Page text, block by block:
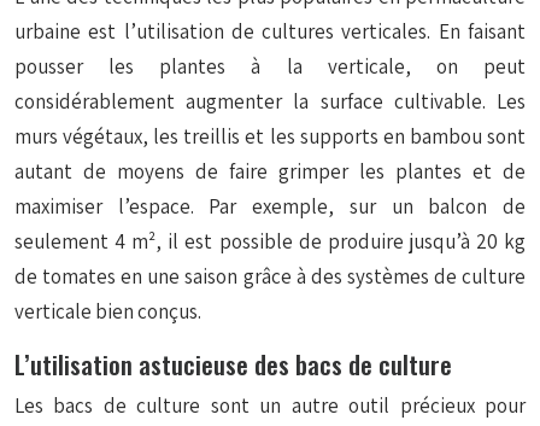
urbaine est l’utilisation de cultures verticales. En faisant
pousser les plantes à la verticale, on peut
considérablement augmenter la surface cultivable. Les
murs végétaux, les treillis et les supports en bambou sont
autant de moyens de faire grimper les plantes et de
maximiser l’espace. Par exemple, sur un balcon de
seulement 4 m², il est possible de produire jusqu’à 20 kg
de tomates en une saison grâce à des systèmes de culture
verticale bien conçus.
L’utilisation astucieuse des bacs de culture
Les bacs de culture sont un autre outil précieux pour